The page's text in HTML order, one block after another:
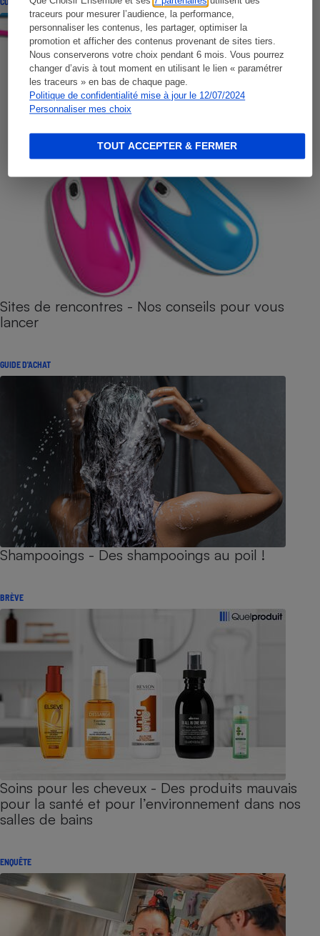
traceurs pour mesurer l’audience, la performance,
personnaliser les contenus, les partager, optimiser la
promotion et afficher des contenus provenant de sites tiers.
Nous conserverons votre choix pendant 6 mois. Vous pourrez
changer d’avis à tout moment en utilisant le lien « paramétrer
les traceurs » en bas de chaque page.
Politique de confidentialité mise à jour le 12/07/2024
Personnaliser mes choix
TOUT ACCEPTER & FERMER
Sites de rencontres - Nos conseils pour vous
lancer
GUIDE D'ACHAT
Shampooings - Des shampooings au poil !
BRÈVE
Soins pour les cheveux - Des produits mauvais
pour la santé et pour l’environnement dans nos
salles de bains
ENQUÊTE